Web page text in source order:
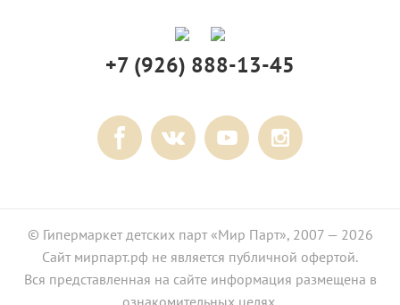
+7 (926) 888-13-45
© Гипермаркет детских парт «Мир Парт», 2007 — 2026
Сайт мирпарт.рф не является публичной офертой.
Вся представленная на сайте информация размещена в